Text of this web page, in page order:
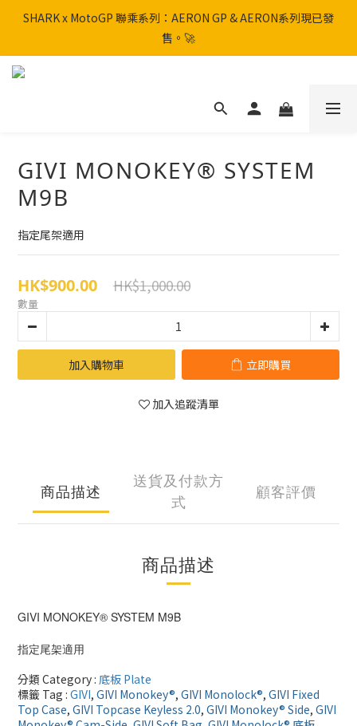
SHARK x MotoGP 聯乘系列：AERON GP & AERON系列現已發
售。🚀
SHARK x MotoGP 聯乘系列：AERON GP & AERON系列現已發
售。🚀
📦 【全新上架】NHK Helmet 到貨通知：S1GP & K5R 熱銷款式全
GIVI MONOKEY® SYSTEM
M9B
指定尾架適用
HK$900.00 HK$1,000.00
數量
加入購物車 立即購買
加入追蹤清單
商品描述
送貨及付款方
式
顧客評價
商品描述
GIVI MONOKEY® SYSTEM M9B
指定尾架適用
分類 Category : 底板 Plate
標籤 Tag : GIVI, GIVI Monokey®, GIVI Monolock®, GIVI Fixed
Top Case, GIVI Topcase Keyless 2.0, GIVI Monokey® Side, GIVI